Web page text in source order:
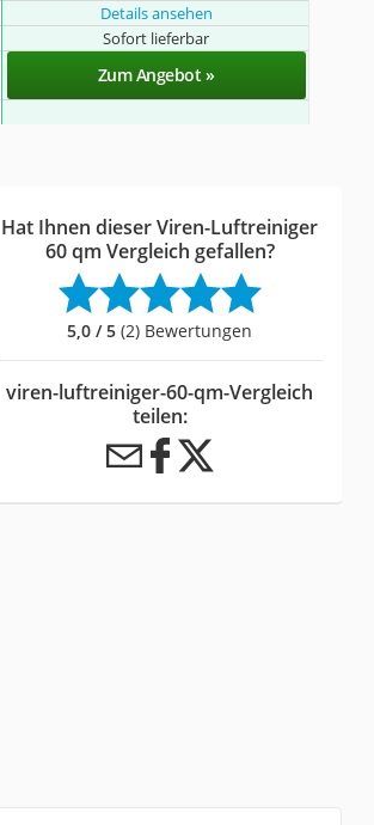
Details ansehen
Sofort lieferbar
Zum Angebot »
Hat Ihnen dieser Viren-Luftreiniger
60 qm Vergleich gefallen?
5,0 / 5 (2) Bewertungen
viren-luftreiniger-60-qm-Vergleich
teilen: